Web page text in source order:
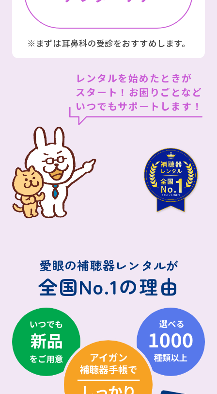
※まずは⽿⿐科の受診をおすすめします。
愛眼の補聴器レンタルが
全国No.1の理由
レンタルを始めたときが
スタート！ お困りごとなど
いつでもサポートします！